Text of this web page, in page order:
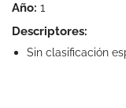
Año: 1
Descriptores:
Sin clasificación